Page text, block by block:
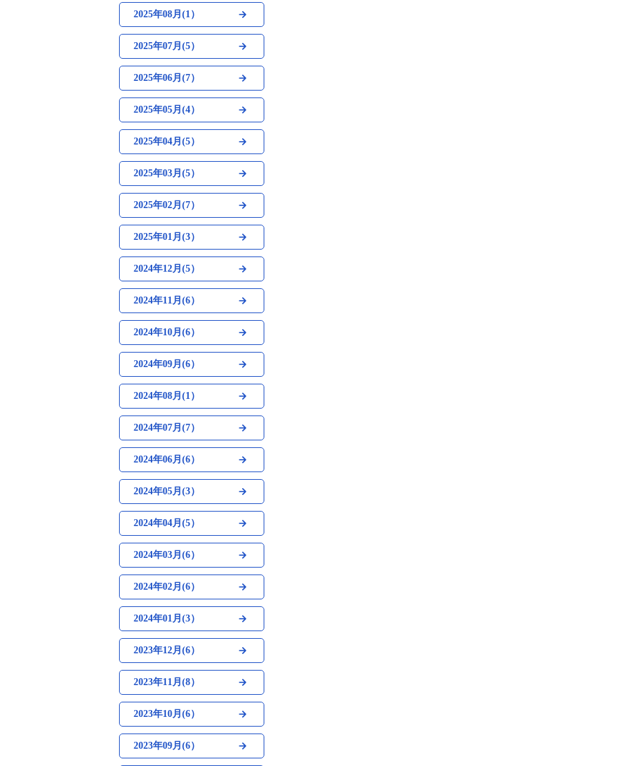
2025年08月(1）
2025年07月(5）
2025年06月(7）
2025年05月(4）
2025年04月(5）
2025年03月(5）
2025年02月(7）
2025年01月(3）
2024年12月(5）
2024年11月(6）
2024年10月(6）
2024年09月(6）
2024年08月(1）
2024年07月(7）
2024年06月(6）
2024年05月(3）
2024年04月(5）
2024年03月(6）
2024年02月(6）
2024年01月(3）
2023年12月(6）
2023年11月(8）
2023年10月(6）
2023年09月(6）